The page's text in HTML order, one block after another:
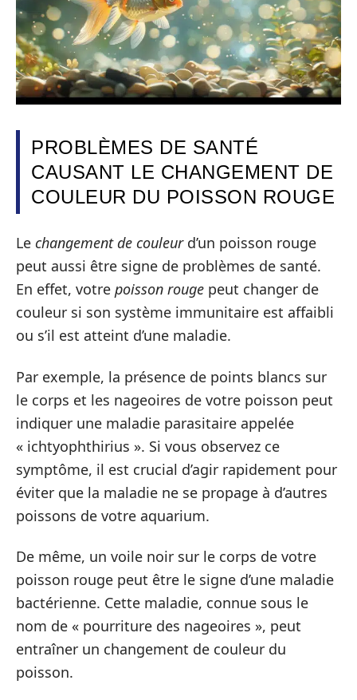
PROBLÈMES DE SANTÉ
CAUSANT LE CHANGEMENT DE
COULEUR DU POISSON ROUGE
Le changement de couleurd’un poisson rouge
peut aussi être signe de problèmes de santé.
En effet, votre poisson rouge peut changer de
couleur si son système immunitaire est affaibli
ou s’il est atteint d’une maladie.
Par exemple, la présence de points blancs sur
le corps et les nageoires de votre poisson peut
indiquer une maladie parasitaire appelée
« ichtyophthirius ». Si vous observez ce
symptôme, il est crucial d’agir rapidement pour
éviter que la maladie ne se propage à d’autres
poissons de votre aquarium.
De même, un voile noir sur le corps de votre
poisson rouge peut être le signe d’une maladie
bactérienne. Cette maladie, connue sous le
nom de « pourriture des nageoires », peut
entraîner un changement de couleur du
poisson.